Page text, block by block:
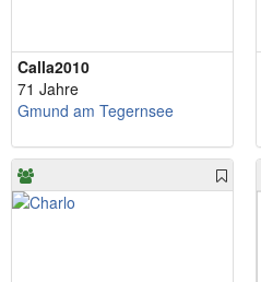
Calla2010
71 Jahre
Gmund am Tegernsee